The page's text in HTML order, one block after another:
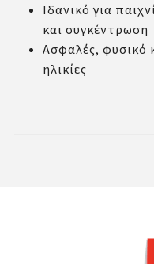
Ιδανικό για
και συγκέντρωση
Ασφαλές, φυσικό
ηλικίες